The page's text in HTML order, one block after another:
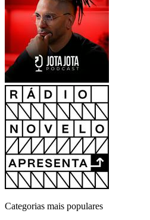
Categorias mais populares